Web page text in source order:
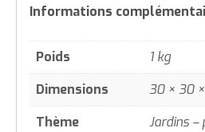
Informations
Poids
1 kg
Dimensions
30 × 30
Thème
Jardins –